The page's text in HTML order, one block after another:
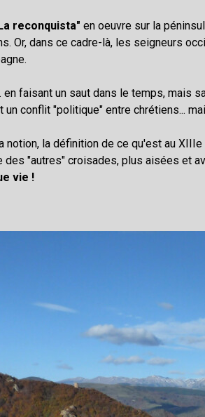
reconquista" en oeuvre sur la
Or, dans ce cadre-là, les seigneurs
en faisant un saut dans le temps, mais
un conflit "politique" entre chrétiens...
notion, la définition de ce qu'est au
"autres" croisades, plus aisées et
vie !